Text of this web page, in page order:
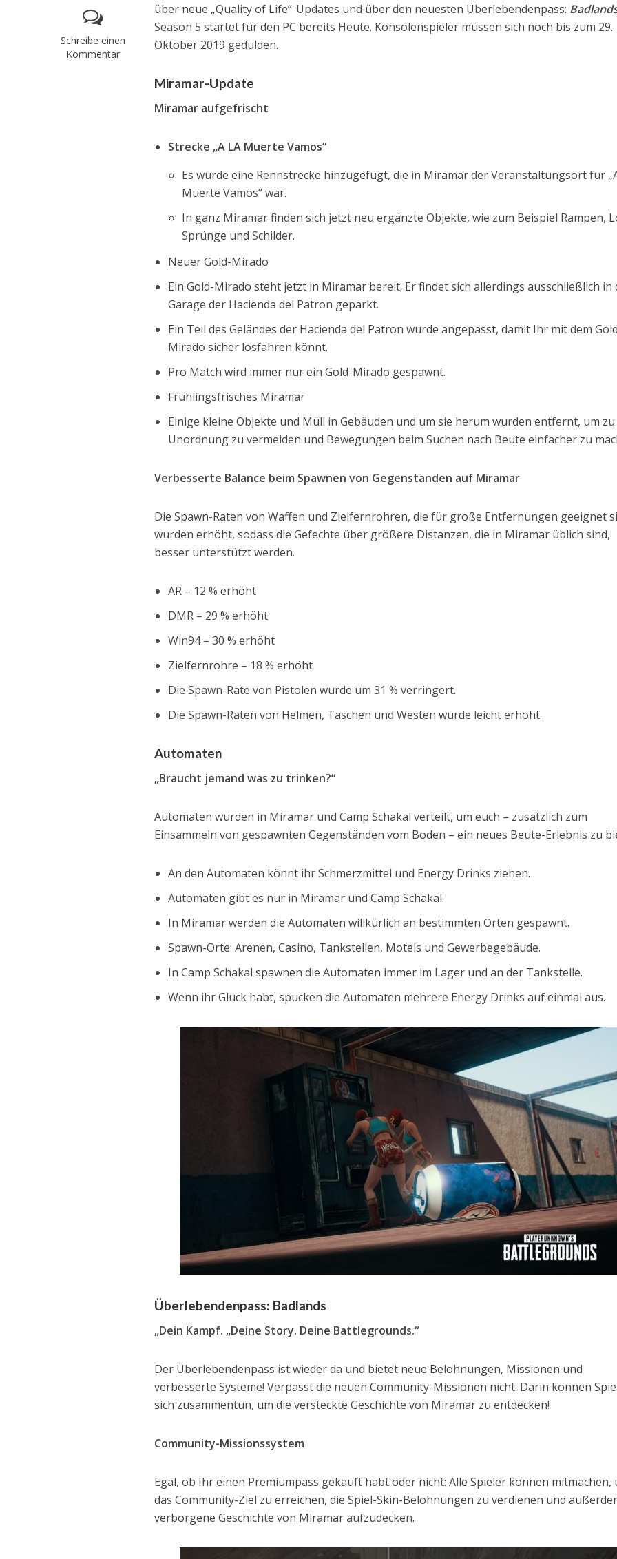
Schreibe einen
Kommentar
über neue „Quality of Life“-Updates und über den neuesten Überlebendenpass:
Season 5 startet für den PC bereits Heute. Konsolenspieler müssen sich noch bis zum 29.
Oktober 2019 gedulden.
Miramar-Update
Miramar aufgefrischt
Strecke „A LA Muerte Vamos“
Es wurde eine Rennstrecke hinzugefügt, die in Miramar der Veranstaltungsort für
Muerte Vamos“ war.
In ganz Miramar finden sich jetzt neu ergänzte Objekte, wie zum Beispiel Rampen,
Sprünge und Schilder.
Neuer Gold-Mirado
Ein Gold-Mirado steht jetzt in Miramar bereit. Er findet sich allerdings ausschließlich in
Garage der Hacienda del Patron geparkt.
Ein Teil des Geländes der Hacienda del Patron wurde angepasst, damit Ihr mit dem
Mirado sicher losfahren könnt.
Pro Match wird immer nur ein Gold-Mirado gespawnt.
Frühlingsfrisches Miramar
Einige kleine Objekte und Müll in Gebäuden und um sie herum wurden entfernt, um zu
Unordnung zu vermeiden und Bewegungen beim Suchen nach Beute einfacher zu
Verbesserte Balance beim Spawnen von Gegenständen auf Miramar
Die Spawn-Raten von Waffen und Zielfernrohren, die für große Entfernungen geeignet
wurden erhöht, sodass die Gefechte über größere Distanzen, die in Miramar üblich sind,
besser unterstützt werden.
AR – 12 % erhöht
DMR – 29 % erhöht
Win94 – 30 % erhöht
Zielfernrohre – 18 % erhöht
Die Spawn-Rate von Pistolen wurde um 31 % verringert.
Die Spawn-Raten von Helmen, Taschen und Westen wurde leicht erhöht.
Automaten
„Braucht jemand was zu trinken?“
Automaten wurden in Miramar und Camp Schakal verteilt, um euch – zusätzlich zum
Einsammeln von gespawnten Gegenständen vom Boden – ein neues Beute-Erlebnis zu
An den Automaten könnt ihr Schmerzmittel und Energy Drinks ziehen.
Automaten gibt es nur in Miramar und Camp Schakal.
In Miramar werden die Automaten willkürlich an bestimmten Orten gespawnt.
Spawn-Orte: Arenen, Casino, Tankstellen, Motels und Gewerbegebäude.
In Camp Schakal spawnen die Automaten immer im Lager und an der Tankstelle.
Wenn ihr Glück habt, spucken die Automaten mehrere Energy Drinks auf einmal aus.
Überlebendenpass: Badlands
„Dein Kampf. „Deine Story. Deine Battlegrounds.“
Der Überlebendenpass ist wieder da und bietet neue Belohnungen, Missionen und
verbesserte Systeme! Verpasst die neuen Community-Missionen nicht. Darin können
sich zusammentun, um die versteckte Geschichte von Miramar zu entdecken!
Community-Missionssystem
Egal, ob Ihr einen Premiumpass gekauft habt oder nicht: Alle Spieler können mitmachen,
das Community-Ziel zu erreichen, die Spiel-Skin-Belohnungen zu verdienen und
verborgene Geschichte von Miramar aufzudecken.